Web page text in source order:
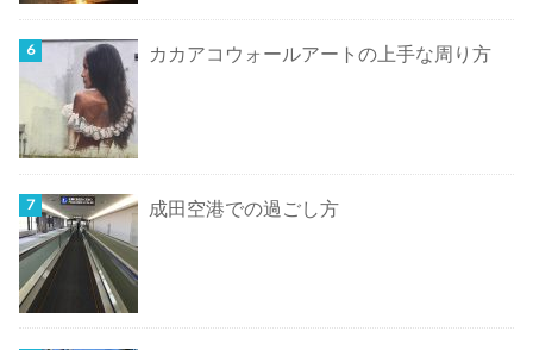
カカアコウォールアートの上手な周り方
成田空港での過ごし方